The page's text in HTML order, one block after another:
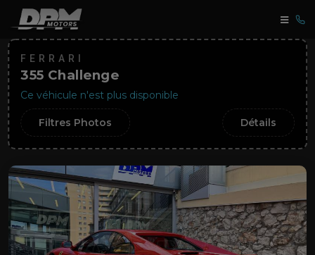
FERRARI
355 Challenge
Ce véhicule n'est plus disponible
Filtres Photos Détails